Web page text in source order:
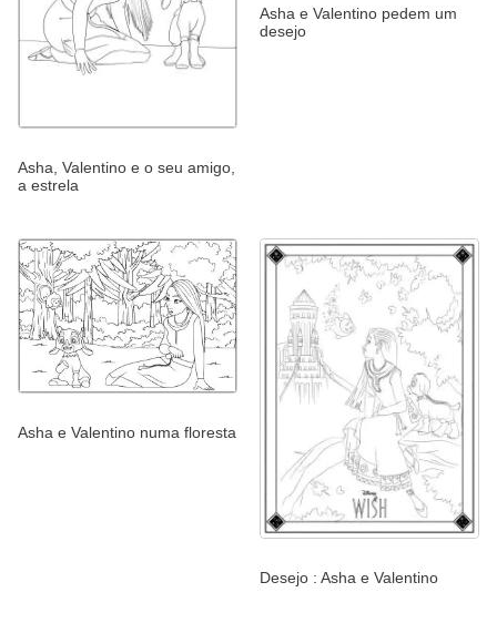
Asha, Valentino e o seu amigo,
a estrela
Asha e Valentino pedem um
desejo
Asha e Valentino numa floresta
Desejo : Asha e Valentino